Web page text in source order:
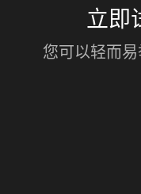
立即
您可以轻而